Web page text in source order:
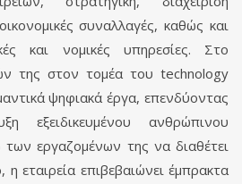
συναλλαγές, καθώς και
και νομικές υπηρεσίες. Στο
της στον τομέα του technology
ψηφιακά έργα, επενδύοντας
εξειδικευμένου ανθρώπινου
εργαζομένων της να διαθέτει
εταιρεία επιβεβαιώνει έμπρακτα